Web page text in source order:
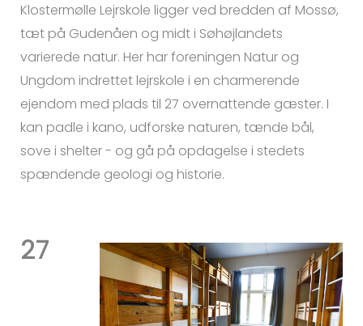
Klostermølle Lejrskole ligger ved bredden af Mossø,
tæt på Gudenåen og midt i Søhøjlandets
varierede natur. Her har foreningen Natur og
Ungdom indrettet lejrskole i en charmerende
ejendom med plads til 27 overnattende gæster. I
kan padle i kano, udforske naturen, tænde bål,
sove i shelter - og gå på opdagelse i stedets
spændende geologi og historie.
27